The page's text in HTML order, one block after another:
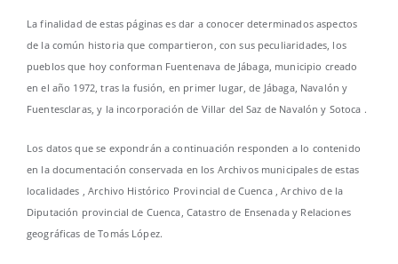
La finalidad de estas páginas es dar a conocer determinados aspectos
de la común historia que compartieron, con sus peculiaridades, los
pueblos que hoy conforman Fuentenava de Jábaga, municipio creado
en el año 1972, tras la fusión, en primer lugar, de Jábaga, Navalón y
Fuentesclaras, y la incorporación de Villar del Saz de Navalón y Sotoca .
Los datos que se expondrán a continuación responden a lo contenido
en la documentación conservada en los Archivos municipales de estas
localidades , Archivo Histórico Provincial de Cuenca , Archivo de la
Diputación provincial de Cuenca, Catastro de Ensenada y Relaciones
geográficas de Tomás López.